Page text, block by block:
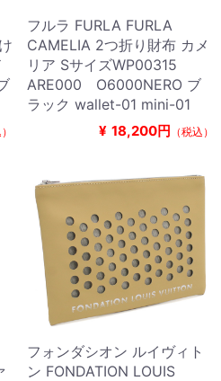
フルラ FURLA FURLA
CAMELIA 2つ折り財布 カメ
リア SサイズWP00315
ARE000 O6000NERO ブ
ラック wallet-01 mini-01
¥ 18,200円 （税込）
フォンダシオン ルイヴィト
ン FONDATION LOUIS